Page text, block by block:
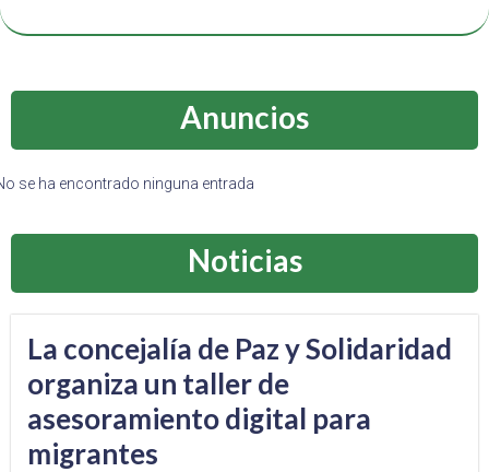
Anuncios
se ha encontrado ninguna entrada
Noticias
La concejalía de Paz y Solidaridad
organiza un taller de
asesoramiento digital para
migrantes